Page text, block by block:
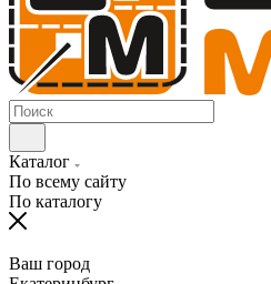
Каталог
По всему сайту
По каталогу
Ваш город